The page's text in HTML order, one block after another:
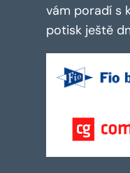
vám poradí s
potisk ještě